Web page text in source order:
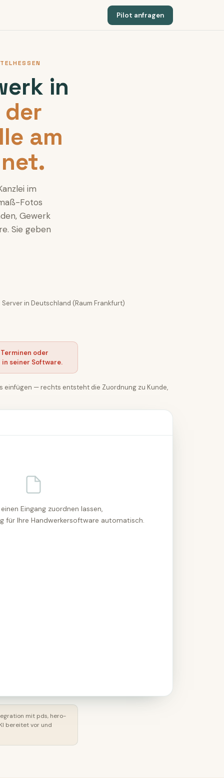
Pilot anfragen
in
am
im
Fotos
Gewerk
Sie geben
Server in Deutschland (Raum Frankfurt)
oder
seiner Software.
einfügen — rechts entsteht die Zuordnung zu Kunde,
Eingang zuordnen lassen,
für Ihre Handwerkersoftware automatisch.
mit pds, hero-
bereitet vor und